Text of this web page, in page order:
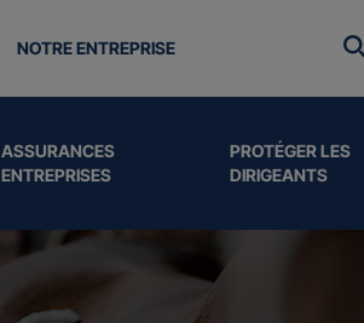
ASSURANCES
ENTREPRISES
PROTÉGER LES
DIRIGEANTS
NOTRE ENTREPRISE